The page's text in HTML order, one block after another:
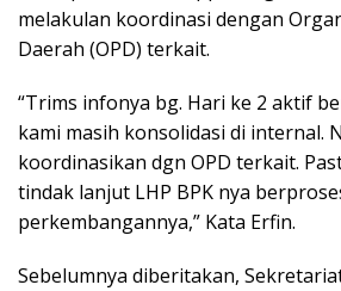
melakulan koordinasi dengan
Daerah (OPD) terkait.
“Trims infonya bg. Hari ke 2 aktif
kami masih konsolidasi di internal.
koordinasikan dgn OPD terkait.
tindak lanjut LHP BPK nya
perkembangannya,” Kata Erfin.
Sebelumnya diberitakan,